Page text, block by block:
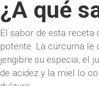
¿A qué
El sabor de esta receta
potente. La cúrcuma le
jengibre su especia, el
de acidez y la miel lo